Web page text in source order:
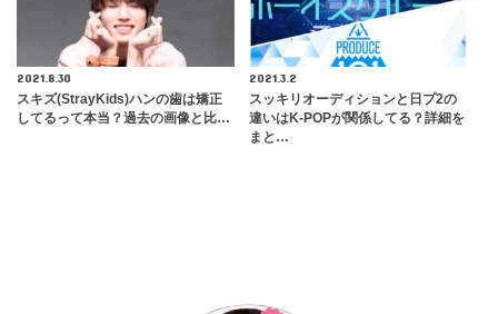
2021.8.30
スキズ(StrayKids)ハンの歯は矯正
してるって本当？過去の画像と比…
2021.3.2
スッキリオーディションと日プ2の
違いはK-POPが関係してる？詳細を
まと…